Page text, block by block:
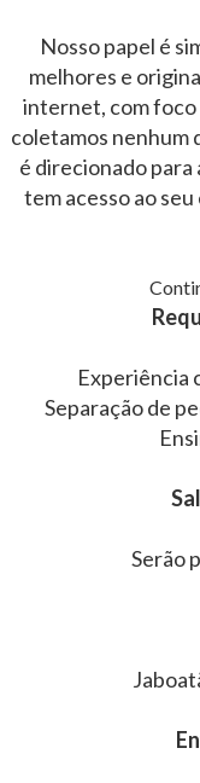
Nosso papel é
melhores e
internet, com foco
coletamos nenhum
é direcionado para
tem acesso ao
Experiência
Separação de
Serão